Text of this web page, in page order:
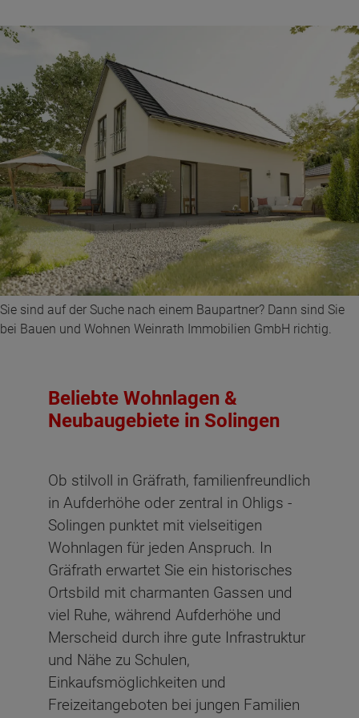
Sie sind auf der Suche nach einem Baupartner? Dann sind Sie
bei Bauen und Wohnen Weinrath Immobilien GmbH richtig.
Beliebte Wohnlagen &
Neubaugebiete in Solingen
Ob stilvoll in Gräfrath, familienfreundlich
in Aufderhöhe oder zentral in Ohligs -
Solingen punktet mit vielseitigen
Wohnlagen für jeden Anspruch. In
Gräfrath erwartet Sie ein historisches
Ortsbild mit charmanten Gassen und
viel Ruhe, während Aufderhöhe und
Merscheid durch ihre gute Infrastruktur
und Nähe zu Schulen,
Einkaufsmöglichkeiten und
Freizeitangeboten bei jungen Familien